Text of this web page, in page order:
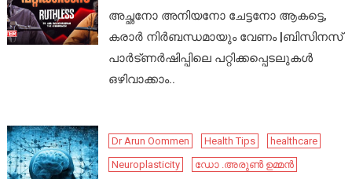
അച്ഛനോ അനിയനോ ചേട്ടനോ ആകട്ടെ,
കരാർ നിർബന്ധമായും വേണം |ബിസിനസ്
പാർട്ണർഷിപ്പിലെ പറ്റിക്കപ്പെടലുകൾ
ഒഴിവാക്കാം..
Dr Arun Oommen Health Tips
healthcare
Neuroplasticity
ഡോ .അരുൺ ഉമ്മൻ